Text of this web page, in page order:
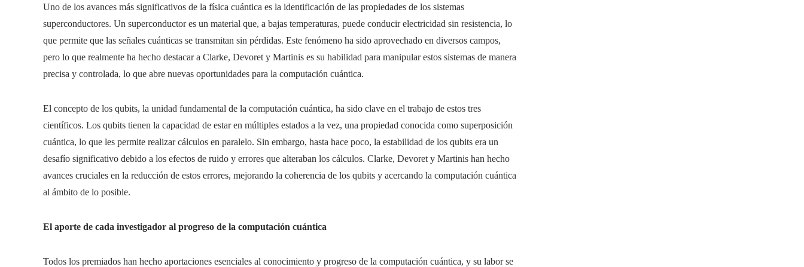
Uno de los avances más significativos de la física cuántica es la identificación de las propiedades de los sistemas
superconductores. Un superconductor es un material que, a bajas temperaturas, puede conducir electricidad sin resistencia, lo
que permite que las señales cuánticas se transmitan sin pérdidas. Este fenómeno ha sido aprovechado en diversos campos,
pero lo que realmente ha hecho destacar a Clarke, Devoret y Martinis es su habilidad para manipular estos sistemas de manera
precisa y controlada, lo que abre nuevas oportunidades para la computación cuántica.
El concepto de los qubits, la unidad fundamental de la computación cuántica, ha sido clave en el trabajo de estos tres
científicos. Los qubits tienen la capacidad de estar en múltiples estados a la vez, una propiedad conocida como superposición
cuántica, lo que les permite realizar cálculos en paralelo. Sin embargo, hasta hace poco, la estabilidad de los qubits era un
desafío significativo debido a los efectos de ruido y errores que alteraban los cálculos. Clarke, Devoret y Martinis han hecho
avances cruciales en la reducción de estos errores, mejorando la coherencia de los qubits y acercando la computación cuántica
al ámbito de lo posible.
El aporte de cada investigador al progreso de la computación cuántica
Todos los premiados han hecho aportaciones esenciales al conocimiento y progreso de la computación cuántica, y su labor se